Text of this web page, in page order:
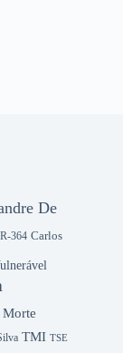
De
364 Carlos
Morte
TMI TSE